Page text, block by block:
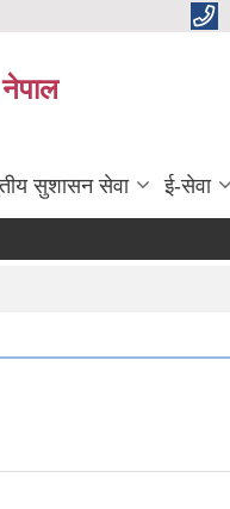
सुशासन सेवा ई-सेवा